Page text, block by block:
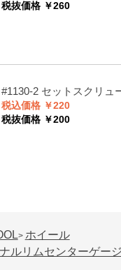
税抜価格 ￥260
#1130-2 セットスクリュ
税込価格 ￥220
税抜価格 ￥200
> ホイール
ルリムセンターゲージ